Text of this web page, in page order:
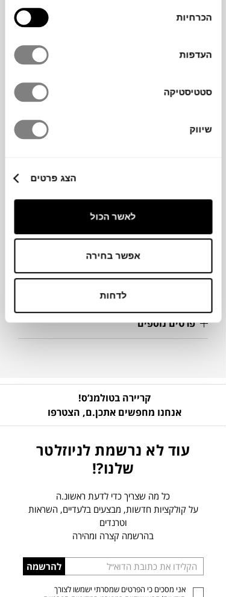
הסכמה
הכרחיות
העדפות
סטטיסטיקה
שיווק
הצג פרטים
לאשר הכול
אפשר בחירה
לדחות
עבור מותג כלי הבית
. למכסה פתחי
מזיגה בשני גדלים ופתח לסינון נוזלים, והוא
יאטום את הקערה כשתכניסו אותה לקירור או
להקפאה. בטוח לניקוי במדיח הכלים.
מידע על חומרים
פרטים נוספים
קריירה בטולמנ’ס!
אנחנו מחפשים אתכן.ם, הצטרפו
עוד לא נרשמת לניוזלטר
שלנו?!
כל מה שצריך כדי לדעת ראשונ.ה
על קולקציות חדשות, מבצעים בלעדיים, השראות
וטרנדים
בהרשמה קצרה ומהירה
הכניסו
כתובת
דוא”ל
להרשמה
אני מסכים כי הפרטים שמסרתי ישמשו לצורך